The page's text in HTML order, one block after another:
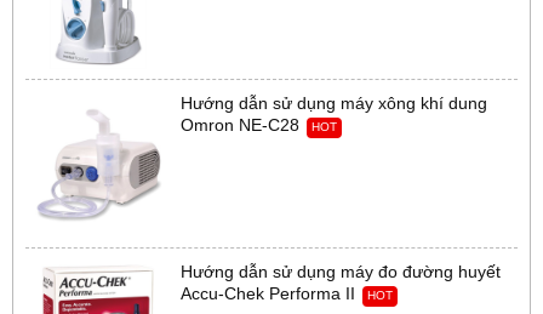
Hướng dẫn sử dụng máy xông khí dung
Omron NE-C28
HOT
Hướng dẫn sử dụng máy đo đường huyết
Accu-Chek Performa II
HOT